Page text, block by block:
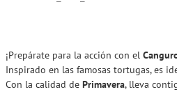
¡Prepárate para la acción con el
Inspirado en las famosas tortugas, es
Con la calidad de Primavera, lleva